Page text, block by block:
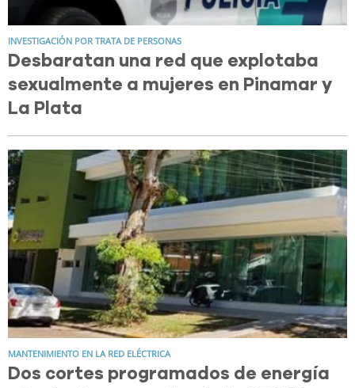
INVESTIGACIÓN POR TRATA DE PERSONAS
Desbaratan una red que explotaba
sexualmente a mujeres en Pinamar y
La Plata
MANTENIMIENTO EN LA RED ELÉCTRICA
Dos cortes programados de energía